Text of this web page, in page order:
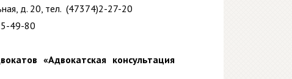
д. 20, тел. (47374)2-27-20
49-80
«Адвокатская консультация